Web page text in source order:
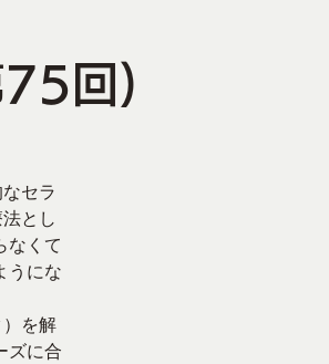
75回)
セラ
とし
なくて
うにな
を解
ズに合